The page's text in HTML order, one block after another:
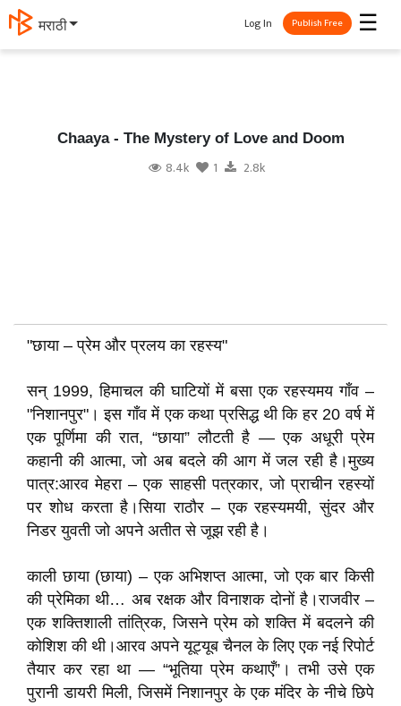
मराठी ☰
Log In Publish Free
Chaaya - The Mystery of Love and Doom
8.4k 1 2.8k
"छाया – प्रेम और प्रलय का रहस्य"
सन् 1999, हिमाचल की घाटियों में बसा एक रहस्यमय गाँव –
"निशानपुर"। इस गाँव में एक कथा प्रसिद्ध थी कि हर 20 वर्ष में
एक पूर्णिमा की रात, “छाया” लौटती है — एक अधूरी प्रेम
कहानी की आत्मा, जो अब बदले की आग में जल रही है।मुख्य
पात्र:आरव मेहरा – एक साहसी पत्रकार, जो प्राचीन रहस्यों
पर शोध करता है।सिया राठौर – एक रहस्यमयी, सुंदर और
निडर युवती जो अपने अतीत से जूझ रही है।
काली छाया (छाया) – एक अभिशप्त आत्मा, जो एक बार किसी
की प्रेमिका थी… अब रक्षक और विनाशक दोनों है।राजवीर –
एक शक्तिशाली तांत्रिक, जिसने प्रेम को शक्ति में बदलने की
कोशिश की थी।आरव अपने यूट्यूब चैनल के लिए एक नई रिपोर्ट
तैयार कर रहा था — “भूतिया प्रेम कथाएँ”। तभी उसे एक
पुरानी डायरी मिली, जिसमें निशानपुर के एक मंदिर के नीचे छिपे